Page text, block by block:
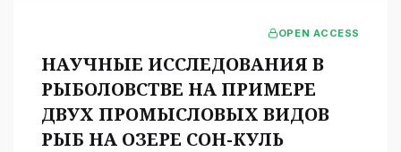
OPEN ACCESS
НАУЧНЫЕ ИССЛЕДОВАНИЯ В
РЫБОЛОВСТВЕ НА ПРИМЕРЕ
ДВУХ ПРОМЫСЛОВЫХ ВИДОВ
РЫБ НА ОЗЕРЕ СОН-КУЛЬ